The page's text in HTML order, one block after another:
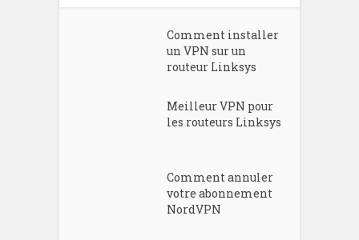
Comment installer
un VPN sur un
routeur Linksys
Meilleur VPN pour
les routeurs Linksys
Comment annuler
votre abonnement
NordVPN